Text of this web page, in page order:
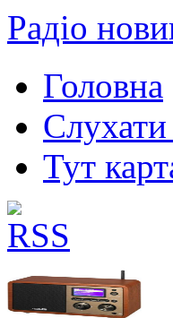
Радіо
Головна
Тут